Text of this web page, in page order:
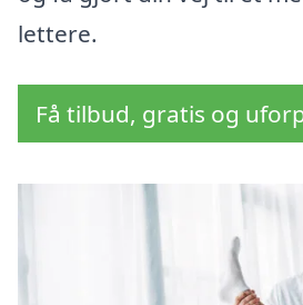
lettere.
Få tilbud, gratis og